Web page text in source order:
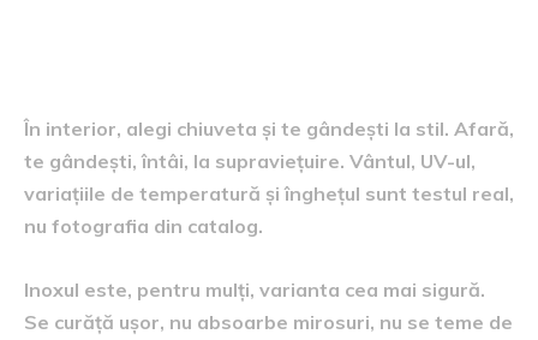
În interior, alegi chiuveta și te gândești la stil. Afară,
te gândești, întâi, la supraviețuire. Vântul, UV-ul,
variațiile de temperatură și înghețul sunt testul real,
nu fotografia din catalog.
Inoxul este, pentru mulți, varianta cea mai sigură.
Se curăță ușor, nu absoarbe mirosuri, nu se teme de